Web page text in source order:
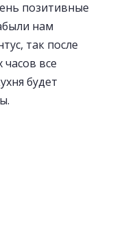
позитивные
нам
так после
часов все
будет